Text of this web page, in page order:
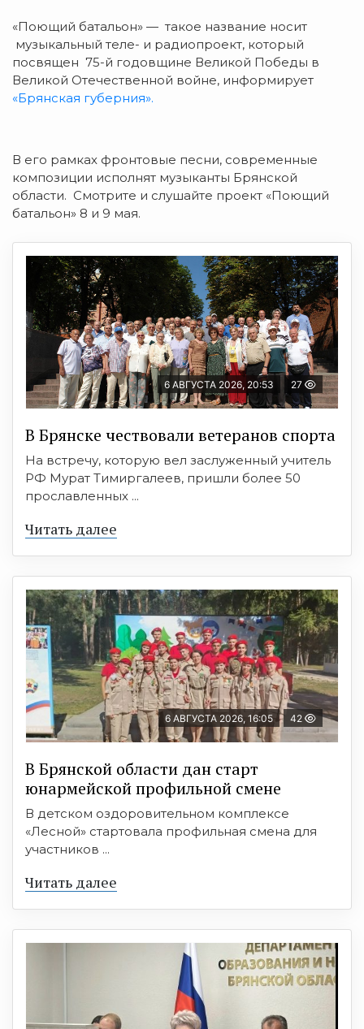
«Поющий батальон» — такое название носит
музыкальный теле- и радиопроект, который
посвящен 75-й годовщине Великой Победы в
Великой Отечественной войне, информирует
«Брянская губерния».
В его рамках фронтовые песни, современные
композиции исполнят музыканты Брянской
области. Смотрите и слушайте проект «Поющий
батальон» 8 и 9 мая.
6 АВГУСТА 2026, 20:53 27
В Брянске чествовали ветеранов спорта
На встречу, которую вел заслуженный учитель
РФ Мурат Тимиргалеев, пришли более 50
прославленных ...
Читать далее
6 АВГУСТА 2026, 16:05 42
В Брянской области дан старт
юнармейской профильной смене
В детском оздоровительном комплексе
«Лесной» стартовала профильная смена для
участников ...
Читать далее